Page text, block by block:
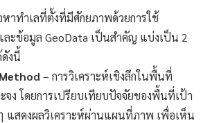
หาทำเลที่ตั้งที่มีศักยภาพด้วยการใช้
ละข้อมูล GeoData เป็นสำคัญ แบ่งเป็น 2
งนี้
– การวิเคราะห์เชิงลึกในพื้นที่
ะจง โดยการเปรียบเทียบปัจจัยของพื้นที่เป้า
สดงผลวิเคราะห์ผ่านแผนที่ภาพ เพื่อเห็น